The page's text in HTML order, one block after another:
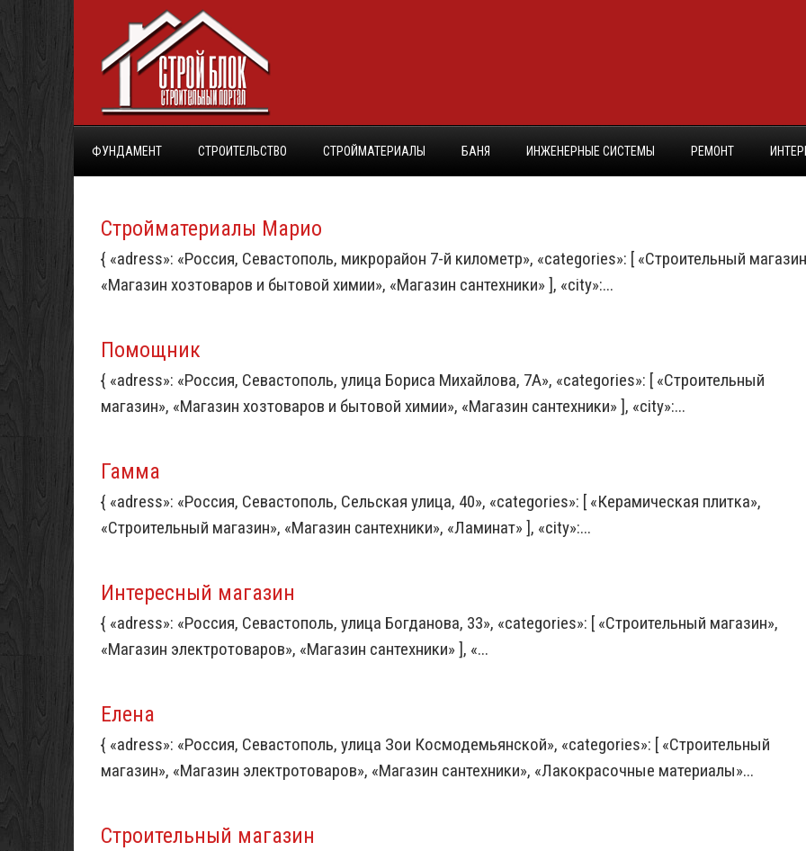
ФУНДАМЕНТ СТРОИТЕЛЬСТВО СТРОЙМАТЕРИАЛЫ БАНЯ ИНЖЕНЕРНЫЕ СИСТЕМЫ РЕМОНТ
Стройматериалы Марио
{ «adress»: «Россия, Севастополь, микрорайон 7-й километр», «categories»: [ «Строительный
«Магазин хозтоваров и бытовой химии», «Магазин сантехники» ], «city»:...
Помощник
{ «adress»: «Россия, Севастополь, улица Бориса Михайлова, 7А», «categories»: [ «Строительный
магазин», «Магазин хозтоваров и бытовой химии», «Магазин сантехники» ], «city»:...
Гамма
{ «adress»: «Россия, Севастополь, Сельская улица, 40», «categories»: [ «Керамическая плитка»,
«Строительный магазин», «Магазин сантехники», «Ламинат» ], «city»:...
Интересный магазин
{ «adress»: «Россия, Севастополь, улица Богданова, 33», «categories»: [ «Строительный магазин»,
«Магазин электротоваров», «Магазин сантехники» ], «...
Елена
{ «adress»: «Россия, Севастополь, улица Зои Космодемьянской», «categories»: [ «Строительный
магазин», «Магазин электротоваров», «Магазин сантехники», «Лакокрасочные материалы»...
Строительный магазин